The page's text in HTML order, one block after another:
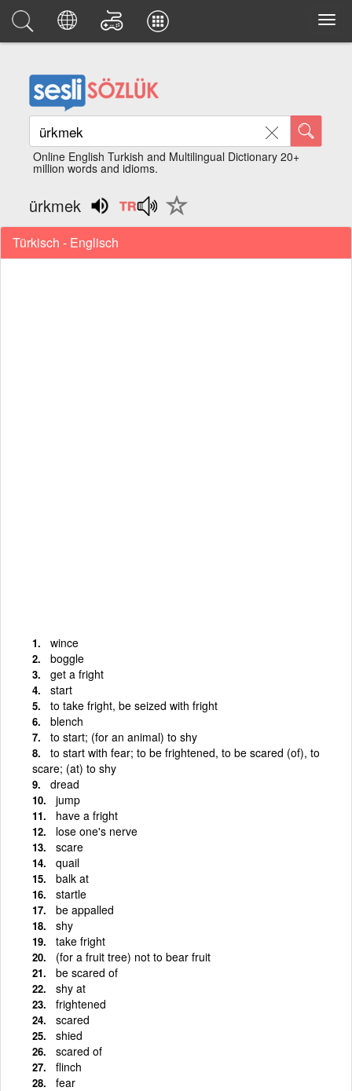
Online English Turkish and Multilingual Dictionary 20+
million words and idioms.
ürkmek
Türkisch - Englisch
wince
boggle
get a fright
start
to take fright, be seized with fright
blench
to start; (for an animal) to shy
to start with fear; to be frightened, to be scared (of), to
scare; (at) to shy
dread
jump
have a fright
lose one's nerve
scare
quail
balk at
startle
be appalled
shy
take fright
(for a fruit tree) not to bear fruit
be scared of
shy at
frightened
scared
shied
scared of
flinch
fear